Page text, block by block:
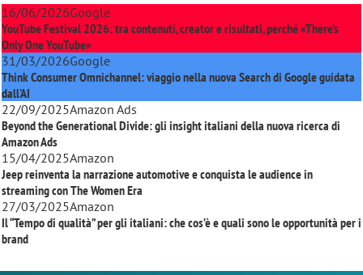
16/06/2026Google
YouTube Festival 2026: tra contenuti, creator e risultati, perché «There’s
Only One YouTube»
31/03/2026Google
Think Consumer Omnichannel: viaggio nella nuova Search di Google guidata
dall'AI
22/09/2025Amazon Ads
Beyond the Generational Divide: gli insight italiani della nuova ricerca di
Amazon Ads
15/04/2025Amazon
Jeep reinventa la narrazione automotive e conquista le audience in
streaming conThe Women Era
27/03/2025Amazon
Il “Tempo di qualità” per gli italiani: che cos’è e quali sono le opportunità per i
brand